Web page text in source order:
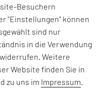
Besuchern
"Einstellungen" können
sind nur
in die Verwendung
Weitere
Website finden Sie in
zu uns im Impressum.